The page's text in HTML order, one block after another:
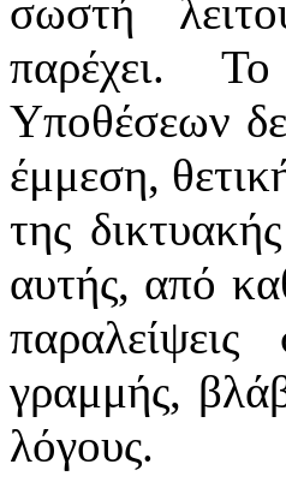
σωστή
παρέχει.
Υποθέσεων
έμμεση,
της
αυτής, από
γραμμής,
λόγους.